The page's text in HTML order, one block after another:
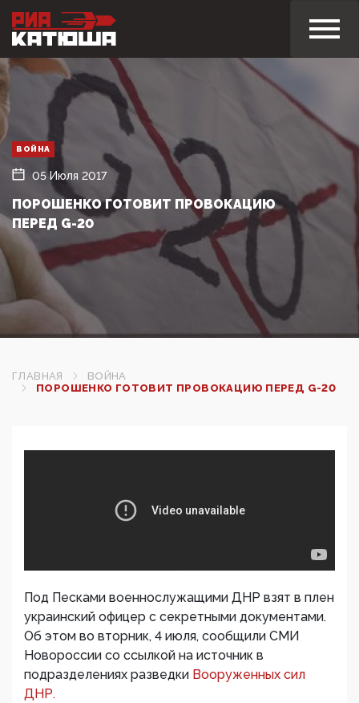
ВОЙНА
05 Июля 2017
ПОРОШЕНКО ГОТОВИТ ПРОВОКАЦИЮ
ПЕРЕД G-20
ГЛАВНАЯ
ВОЙНА
ПОРОШЕНКО ГОТОВИТ ПРОВОКАЦИЮ ПЕРЕД G-20
Под Песками военнослужащими ДНР взят в плен
украинский офицер с секретными документами.
Об этом во вторник, 4 июля, сообщили СМИ
Новороссии со ссылкой на источник в
подразделениях разведки Вооруженных сил
ДНР.